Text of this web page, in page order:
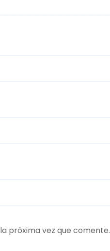
próxima vez que comente.